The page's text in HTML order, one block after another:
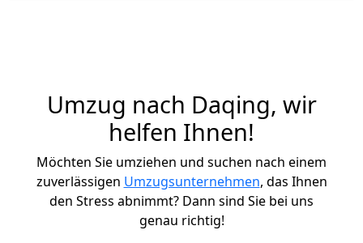
Umzug nach Daqing, wir
helfen Ihnen!
Möchten Sie umziehen und suchen nach einem
zuverlässigen Umzugsunternehmen, das Ihnen
den Stress abnimmt? Dann sind Sie bei uns
genau richtig!